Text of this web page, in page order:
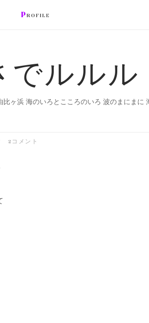
PROFILE
でルルル
浜 海のいろとこころのいろ 波のまにまに
2コメント